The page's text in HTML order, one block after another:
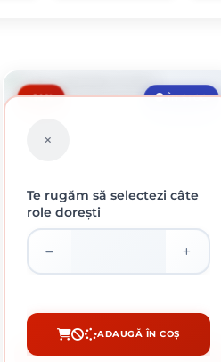
ÎN STOC
-14%
241.40 lei / buc
CUMPĂRĂ
Te rugăm să selectezi câte
role dorești
ADAUGĂ ÎN COȘ